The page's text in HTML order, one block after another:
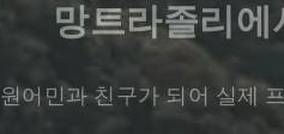
망트라졸리에
원어민과 친구가 되어 실제